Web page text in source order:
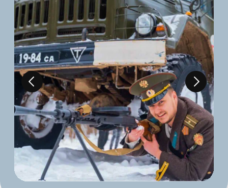
генералиссимус
5 ЧАСОВ
Регистрация, общее построение
и инструктаж по технике безопасности